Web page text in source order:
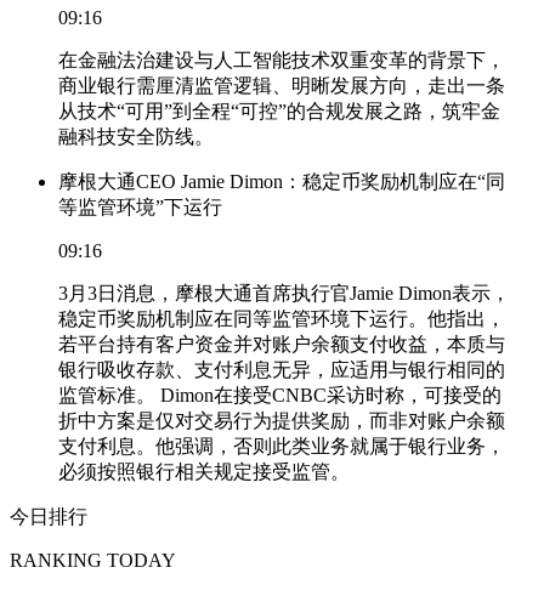
09:16
在金融法治建设与人工智能技术双重变革的背景下，
商业银行需厘清监管逻辑、明晰发展方向，走出一条
从技术“可用”到全程“可控”的合规发展之路，筑牢金
融科技安全防线。
摩根大通CEO Jamie Dimon：稳定币奖励机制应在“同
等监管环境”下运行
09:16
3月3日消息，摩根大通首席执行官Jamie Dimon表示，
稳定币奖励机制应在同等监管环境下运行。他指出，
若平台持有客户资金并对账户余额支付收益，本质与
银行吸收存款、支付利息无异，应适用与银行相同的
监管标准。 Dimon在接受CNBC采访时称，可接受的
折中方案是仅对交易行为提供奖励，而非对账户余额
支付利息。他强调，否则此类业务就属于银行业务，
必须按照银行相关规定接受监管。
今日排行
RANKING TODAY